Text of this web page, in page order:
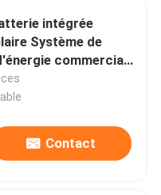
intégrée
Système de
commerciale
Contact